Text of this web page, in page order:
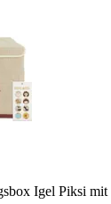
Igel Piksi mit